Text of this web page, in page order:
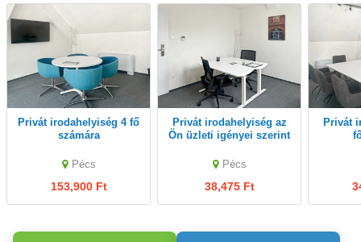
Privát irodahelyiség 4 fő
számára
Pécs
153,900 Ft
Privát irodahelyiség az
Ön üzleti igényei szerint
Pécs
38,475 Ft
Privát irodahelyiség 10